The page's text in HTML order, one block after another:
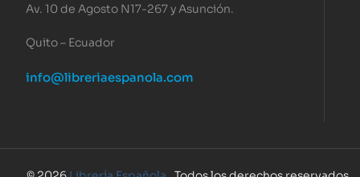
Av. 10 de Agosto N17-267 y Asunción.
Quito – Ecuador
info@libreriaespanola.com